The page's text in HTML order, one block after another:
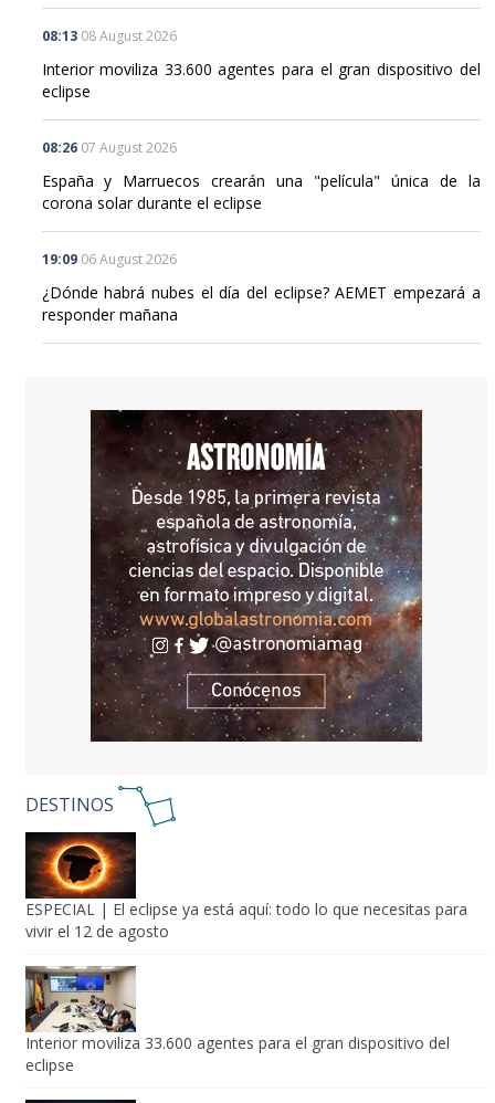
08:13 08 August 2026
Interior moviliza 33.600 agentes para el gran dispositivo del
eclipse
08:26 07 August 2026
España y Marruecos crearán una "película" única de la
corona solar durante el eclipse
19:09 06 August 2026
¿Dónde habrá nubes el día del eclipse? AEMET empezará a
responder mañana
DESTINOS
ESPECIAL | El eclipse ya está aquí: todo lo que necesitas para
vivir el 12 de agosto
Interior moviliza 33.600 agentes para el gran dispositivo del
eclipse